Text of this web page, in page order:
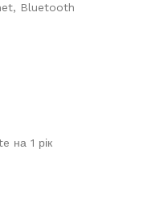
Bluetooth
на 1 рік